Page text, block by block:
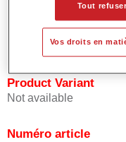
Procure une bonne
Est d'une grande
Peut être
Product Variant
Not available
Numéro article
Tout refuser
Vos droits en